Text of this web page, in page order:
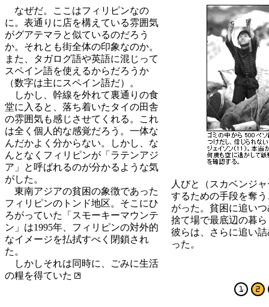
なぜだ。ここはフィリピンなの
に。表通りに店を構えている雰囲気
がグアテマラと似ているのだろう
か。それとも街全体の印象なのか。
また、タガログ語や英語に混じって
スペイン語を使えるからだろうか
（数字は主にスペイン語だ）。
しかし、幹線を外れて裏通りの食
堂に入ると、落ち着いたタイの田舎
の雰囲気も感じさせてくれる。これ
は全く個人的な感覚だろう。一体な
んだかよく分からない。しかし、な
んとなくフィリピンが「ラテンアジ
ア」と呼ばれるのが分かるような気
がした。
東南アジアの貧困の象徴であった
フィリピンのトンド地区。そこにひ
ろがっていた「スモーキーマウンテ
ン」は1995年、フィリピンの対外的
なイメージを払拭すべく閉鎖され
た。
しかしそれは同時に、ごみに生活
の糧を得ていた
人びと（スカベンジ
するための手段を奪
がった。貧困に追い
捨て場で最底辺の暮
彼らは、さらに追い
った。